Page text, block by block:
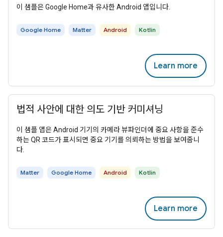
이 샘플은 Google Home과 유사한 Android 앱입니다.
Google Home Matter Android Kotlin
Learn more
법적 사안에 대한 의도 기반 커미셔닝
이 샘플 앱은 Android 기기의 카메라 뷰파인더에 중요 사항을 준수
하는 QR 코드가 표시되면 중요 기기를 의뢰하는 방법을 보여줍니
다.
Matter Google Home Android Kotlin
Learn more